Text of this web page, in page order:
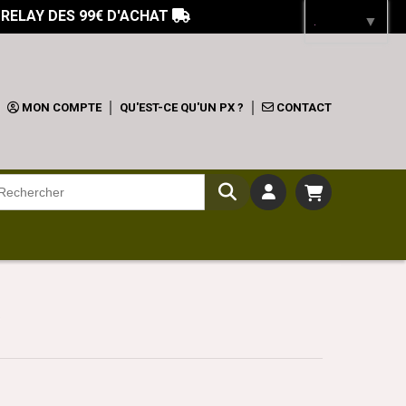
DES 99€ D'ACHAT 
MON COMPTE QU'EST-CE QU'UN PX ? CONTACT
▼